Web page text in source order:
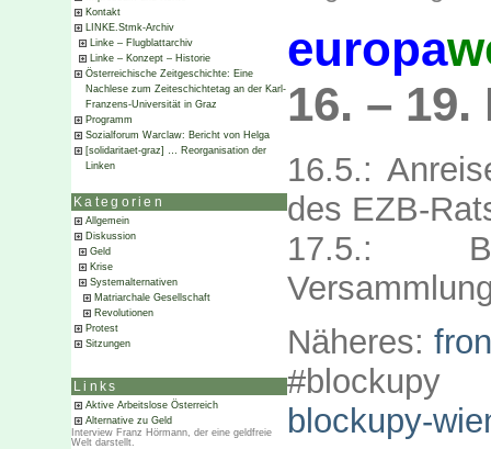
Kontakt
LINKE.Stmk-Archiv
Linke – Flugblattarchiv
Linke – Konzept – Historie
Österreichische Zeitgeschichte: Eine
Nachlese zum Zeiteschichtetag an der Karl-
Franzens-Universität in Graz
Programm
Sozialforum Warclaw: Bericht von Helga
[solidaritaet-graz] … Reorganisation der
Linken
Kategorien
Allgemein
Diskussion
Geld
Krise
Systemalternativen
Matriarchale Gesellschaft
Revolutionen
Protest
Sitzungen
Links
Aktive Arbeitslose Österreich
Alternative zu Geld
Interview Franz Hörmann, der eine geldfreie
Welt darstellt.
europa
16. – 19.
16.5.:
des EZB-
17.5.:
Näheres:
blockupy-